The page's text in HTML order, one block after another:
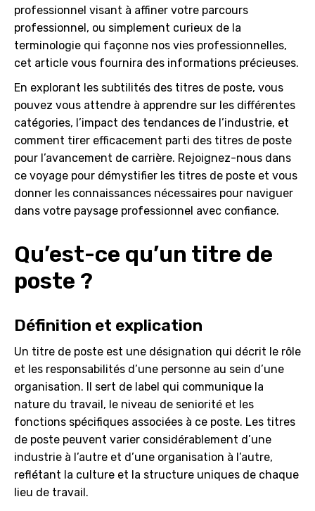
professionnel visant à affiner votre parcours
professionnel, ou simplement curieux de la
terminologie qui façonne nos vies professionnelles,
cet article vous fournira des informations précieuses.
En explorant les subtilités des titres de poste, vous
pouvez vous attendre à apprendre sur les différentes
catégories, l’impact des tendances de l’industrie, et
comment tirer efficacement parti des titres de poste
pour l’avancement de carrière. Rejoignez-nous dans
ce voyage pour démystifier les titres de poste et vous
donner les connaissances nécessaires pour naviguer
dans votre paysage professionnel avec confiance.
Qu’est-ce qu’un titre de
poste ?
Définition et explication
Un titre de poste est une désignation qui décrit le rôle
et les responsabilités d’une personne au sein d’une
organisation. Il sert de label qui communique la
nature du travail, le niveau de seniorité et les
fonctions spécifiques associées à ce poste. Les titres
de poste peuvent varier considérablement d’une
industrie à l’autre et d’une organisation à l’autre,
reflétant la culture et la structure uniques de chaque
lieu de travail.